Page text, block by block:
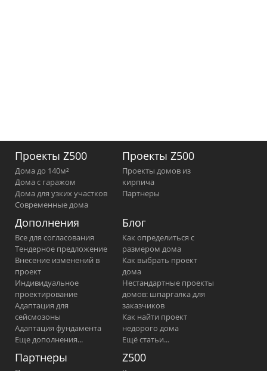
Проекты Z500
Дома до 140м²
Дома с гаражом
Дома для узких участков
Современные дома
Проекты Z500
Проекты домов из
кирпича
Партнеры
Дополнения
Все для согласования
Тендерное предложение
Внесение изменений в
проект
Индивидуальное
проектирование
Адаптация для
сейсмозоны
Адаптация фундамента
Еще дополнения...
Блог
Как определиться с
размером дома
Как выбрать проект
дома
Нестандартные проекты
домов: шпаргалка для
заказчиков
Как найти проект
недорого дома
Ещё статьи...
Партнеры Z500